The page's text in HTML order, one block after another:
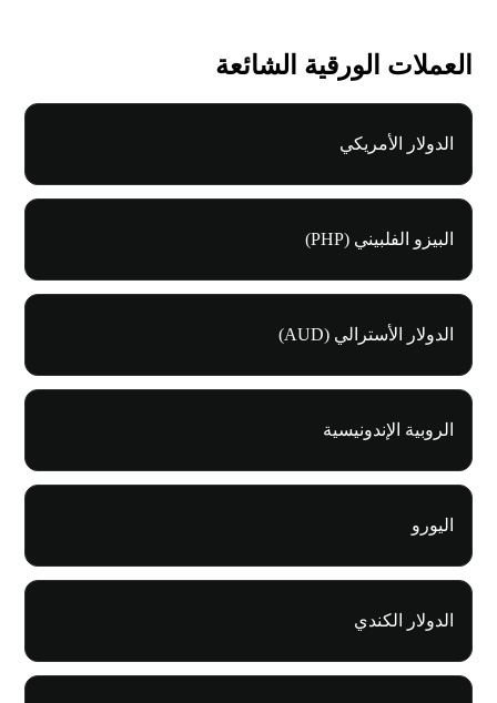
العملات الورقية الشائعة
الدولار الأمريكي
البيزو الفلبيني (PHP)
الدولار الأسترالي (AUD)
الروبية الإندونيسية
اليورو
الدولار الكندي